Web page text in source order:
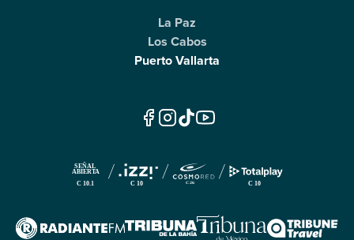
La Paz
Los Cabos
Puerto Vallarta